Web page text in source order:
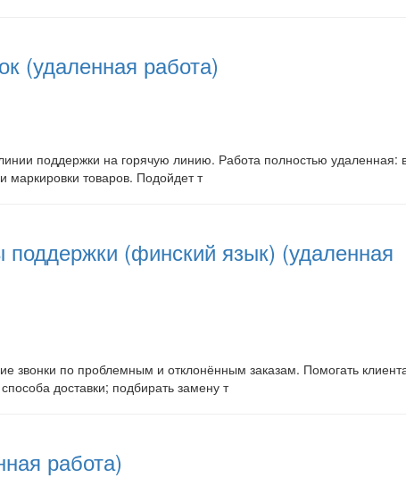
(удаленная работа)
поддержки на горячую линию. Работа полностью удаленная:
маркировки товаров. Подойдет т
(финский язык) (удаленная
звонки по проблемным и отклонённым заказам. Помогать
доставки; подбирать замену т
работа)